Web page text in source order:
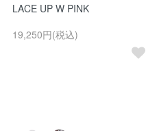
LACE UP W PINK
19,250円(税込)